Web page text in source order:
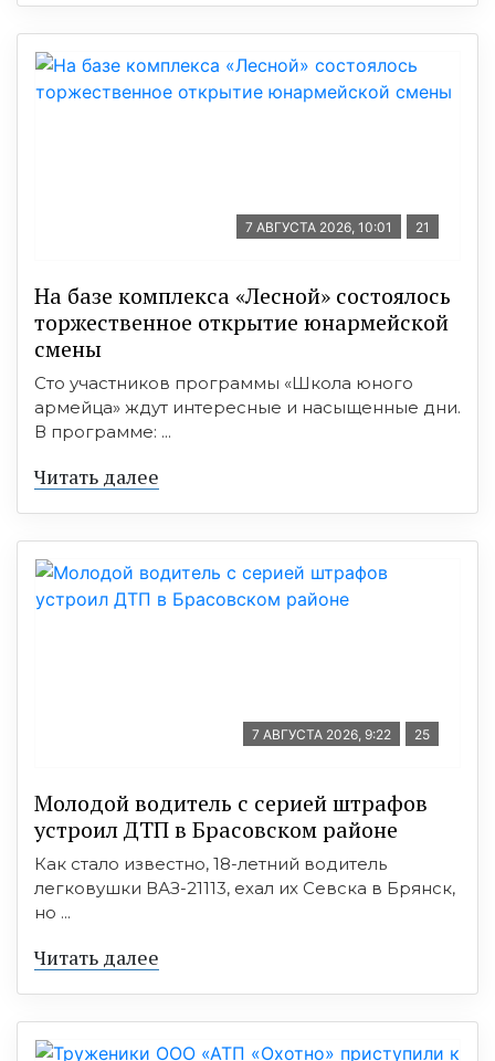
7 АВГУСТА 2026, 10:01 21
На базе комплекса «Лесной» состоялось
торжественное открытие юнармейской
смены
Сто участников программы «Школа юного
армейца» ждут интересные и насыщенные дни.
В программе: ...
Читать далее
7 АВГУСТА 2026, 9:22 25
Молодой водитель с серией штрафов
устроил ДТП в Брасовском районе
Как стало известно, 18-летний водитель
легковушки ВАЗ-21113, ехал их Севска в Брянск,
но ...
Читать далее